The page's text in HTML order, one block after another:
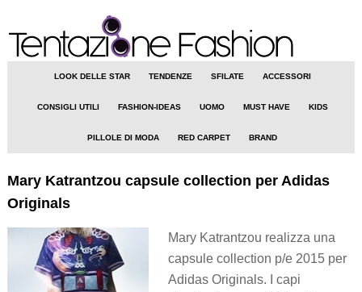
LOOK DELLE STAR TENDENZE SFILATE ACCESSORI
CONSIGLI UTILI FASHION-IDEAS UOMO MUST HAVE KIDS
PILLOLE DI MODA RED CARPET BRAND
Mary Katrantzou capsule collection per Adidas
Originals
Mary Katrantzou realizza una
capsule collection p/e 2015 per
Adidas Originals. I capi